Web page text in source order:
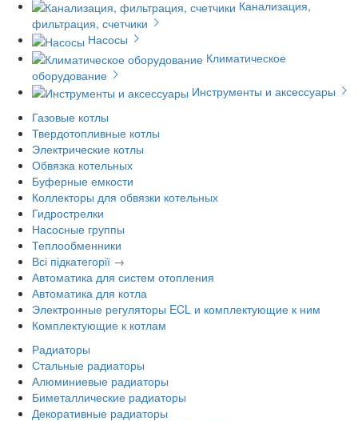
Канализация,
фильтрация, счетчики
Насосы
Климатическое
оборудование
Инструменты и аксессуары
Газовые котлы
Твердотопливные котлы
Электрические котлы
Обвязка котельных
Буферные емкости
Коллекторы для обвязки котельных
Гидрострелки
Насосные группы
Теплообменники
Всі підкатегорії →
Автоматика для систем отопления
Автоматика для котла
Электронные регуляторы ECL и комплектующие к ним
Комплектующие к котлам
Радиаторы
Стальные радиаторы
Алюминиевые радиаторы
Биметаллические радиаторы
Декоративные радиаторы